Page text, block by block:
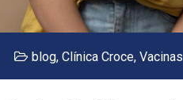
blog, Clínica Croce, Vacinas